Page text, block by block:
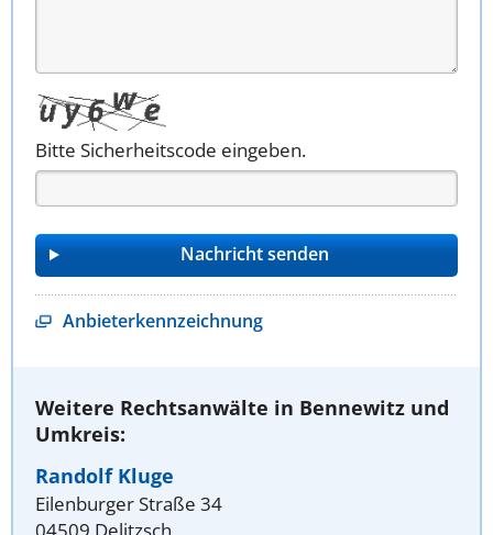
Bitte Sicherheitscode eingeben.
Anbieterkennzeichnung
Weitere Rechtsanwälte in Bennewitz und
Umkreis:
Randolf Kluge
Eilenburger Straße 34